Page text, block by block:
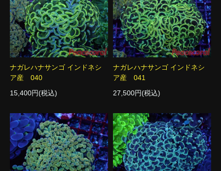
ナガレハナサンゴ インドネシ
ア産 040
15,400円(税込)
ナガレハナサンゴ インドネシ
ア産 041
27,500円(税込)